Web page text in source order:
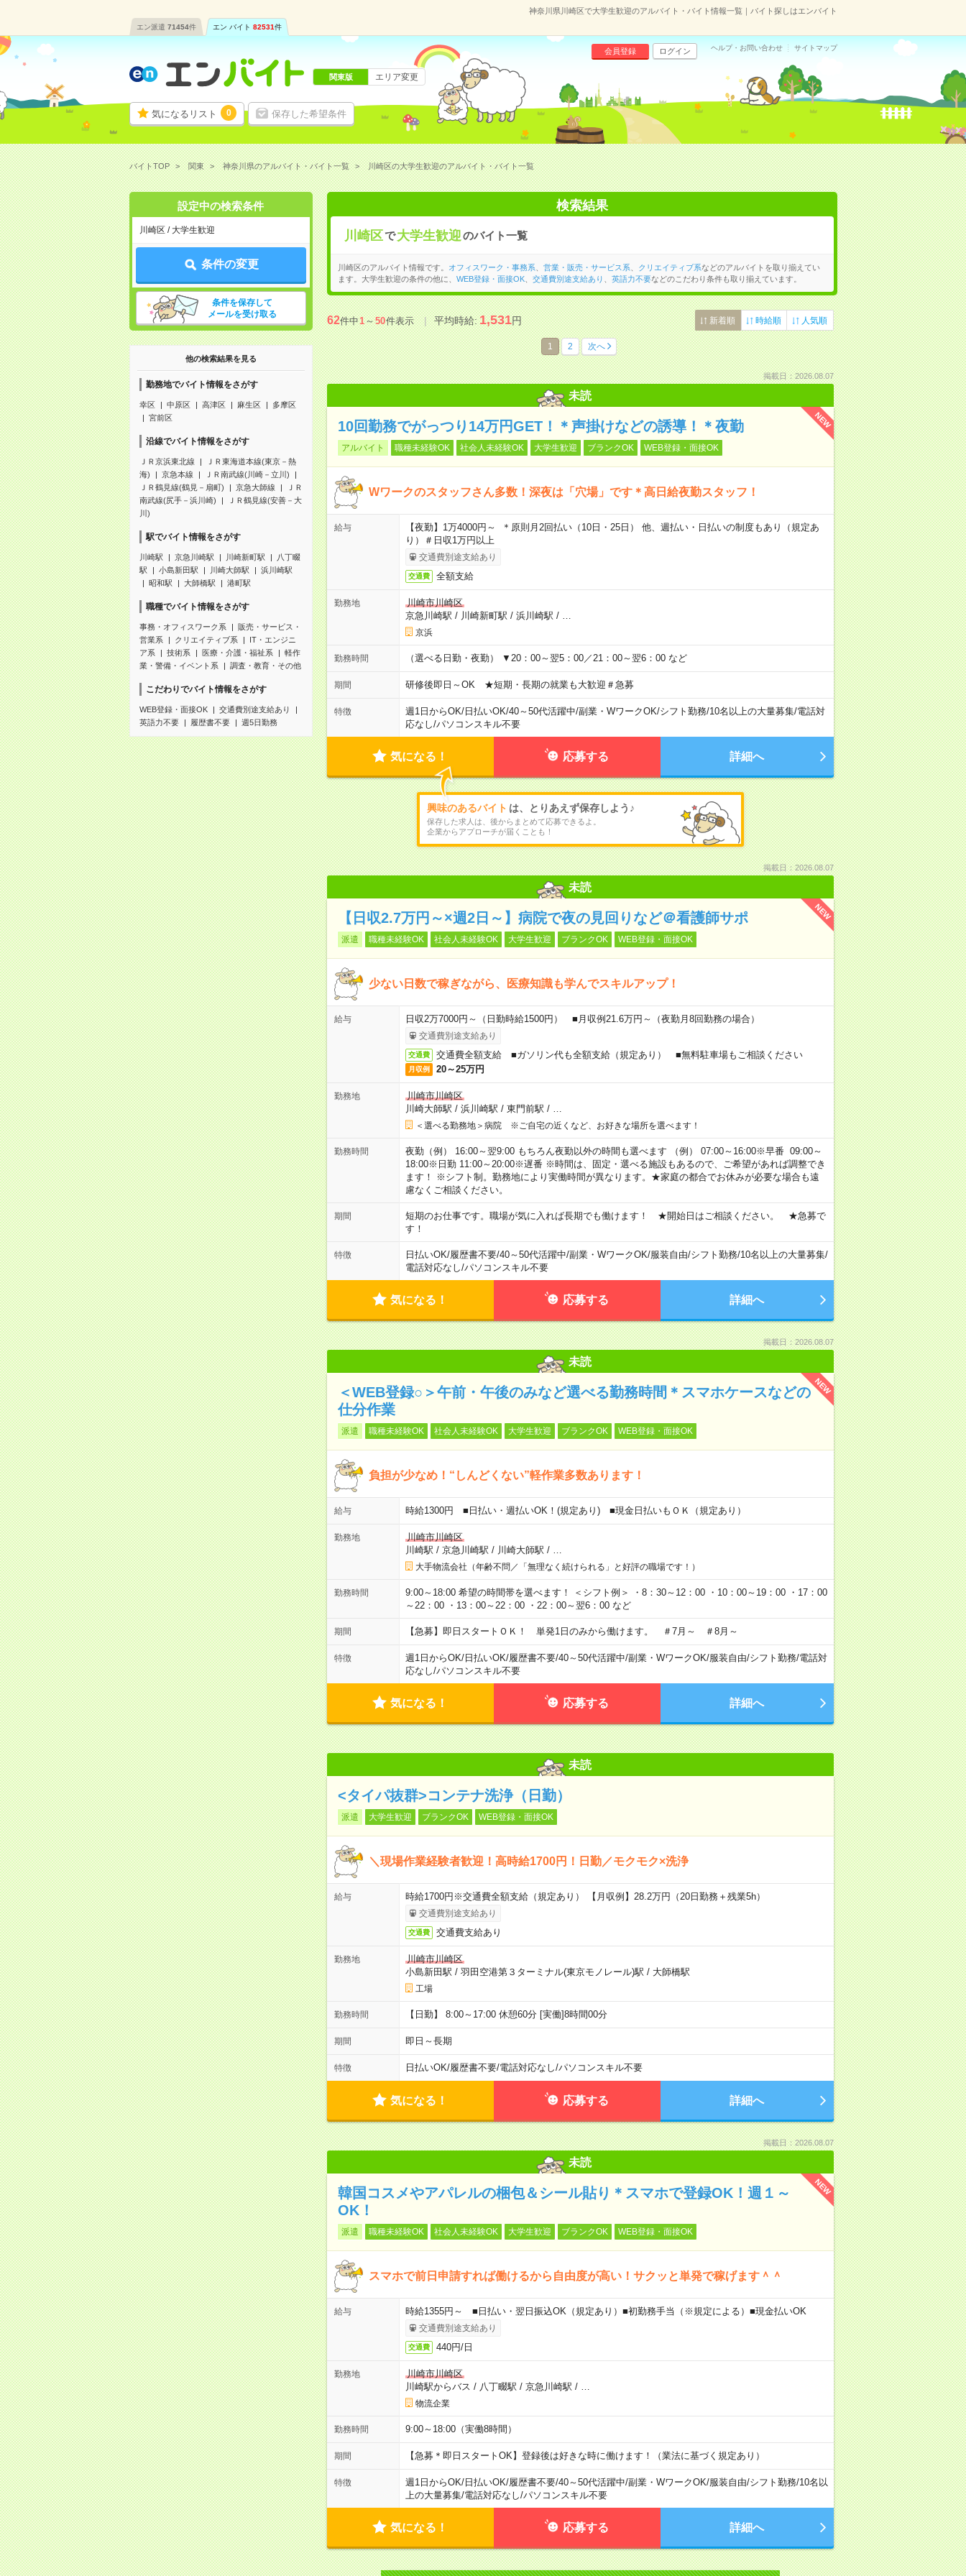
神奈川県川崎区で大学生歓迎のアルバイト・バイト情報一覧｜バイト探しはエンバイト
エン派遣 71454件 エン バイト 82531件
気になるリスト 0 保存した希望条件
会員登録 ログイン ヘルプ・お問い合わせ サイトマップ
関東版 エリア変更
バイトTOP 関東 神奈川県のアルバイト・バイト一覧 川崎区の大学生歓迎のアルバイト・バイト一覧
設定中の検索条件
川崎区 / 大学生歓迎
条件の変更
条件を保存して
メールを受け取る
他の検索結果を見る
勤務地でバイト情報をさがす
幸区 中原区 高津区 麻生区
多摩区
宮前区
沿線でバイト情報をさがす
ＪＲ京浜東北線
ＪＲ東海道本線(東京－熱
海)
京急本線
ＪＲ南武線(川崎－立川)
ＪＲ鶴見線(鶴見－扇町)
京急大師線
ＪＲ
南武線(尻手－浜川崎)
ＪＲ鶴見線(安善－大
川)
駅でバイト情報をさがす
川崎駅 京急川崎駅 川崎新町駅
八丁畷
駅
小島新田駅 川崎大師駅
浜川崎駅
昭和駅
大師橋駅 港町駅
職種でバイト情報をさがす
事務・オフィスワーク系
販売・サービス・
営業系
クリエイティブ系
IT・エンジニ
ア系
技術系 医療・介護・福祉系
軽作
業・警備・イベント系
調査・教育・その他
こだわりでバイト情報をさがす
WEB登録・面接OK
交通費別途支給あり
英語力不要
履歴書不要 週5日勤務
検索結果
川崎区で 大学生歓迎のバイト一覧
川崎区のアルバイト情報です。 オフィスワーク・事務系 営業・販売・サービス系 クリエイティブ系などのアルバイトを取り揃えてい
ます。大学生歓迎の条件の他に、 WEB登録・面接OK、 交通費別途支給あり 英語力不要などのこだわり条件も取り揃えています。
62件中1～50件表示 平均時給:1,531円 新着順 時給順 人気順
1 2 次へ
掲載日：2026.08.07
未読
NEW
10回勤務でがっつり14万円GET！＊声掛けなどの誘導！＊夜勤
アルバイト 職種未経験OK 社会人未経験OK 大学生歓迎 ブランクOK WEB登録・面接OK
Wワークのスタッフさん多数！深夜は「穴場」です＊高日給夜勤スタッフ！
給与
【夜勤】1万4000円～ ＊原則月2回払い（10日・25日） 他、週払い・日払いの制度もあり（規定あ
り）＃日収1万円以上
交通費別途支給あり
交通費 全額支給
勤務地
川崎市川崎区
京急川崎駅 / 川崎新町駅 / 浜川崎駅 /
京浜
勤務時間 （選べる日勤・夜勤） ▼20：00～翌5：00／21：00～翌6：00 など
期間 研修後即日～OK ★短期・長期の就業も大歓迎＃急募
特徴 週1日からOK/日払いOK/40～50代活躍中/副業・WワークOK/シフト勤務/10名以上の大量募集/電話対
応なし/パソコンスキル不要
気になる！ 応募する 詳細へ
興味のあるバイト は、とりあえず保存しよう♪
保存した求人は、後からまとめて応募できるよ。
企業からアプローチが届くことも！
掲載日：2026.08.07
未読
NEW
【日収2.7万円～×週2日～】病院で夜の見回りなど＠看護師サポ
派遣 職種未経験OK 社会人未経験OK 大学生歓迎 ブランクOK WEB登録・面接OK
少ない日数で稼ぎながら、医療知識も学んでスキルアップ！
給与 日収2万7000円～（日勤時給1500円） ■月収例21.6万円～（夜勤月8回勤務の場合）
交通費別途支給あり
交通費 交通費全額支給 ■ガソリン代も全額支給（規定あり） ■無料駐車場もご相談ください
月収例 20～25万円
勤務地
川崎市川崎区
川崎大師駅 / 浜川崎駅 / 東門前駅 /
＜選べる勤務地＞病院 ※ご自宅の近くなど、お好きな場所を選べます！
勤務時間
夜勤（例） 16:00～翌9:00 もちろん夜勤以外の時間も選べます （例） 07:00～16:00※早番 09:00～
18:00※日勤 11:00～20:00※遅番 ※時間は、固定・選べる施設もあるので、ご希望があれば調整でき
ます！ ※シフト制。勤務地により実働時間が異なります。★家庭の都合でお休みが必要な場合も遠
慮なくご相談ください。
期間
短期のお仕事です。職場が気に入れば長期でも働けます！ ★開始日はご相談ください。 ★急募で
す！
特徴 日払いOK/履歴書不要/40～50代活躍中/副業・WワークOK/服装自由/シフト勤務/10名以上の大量募集/
電話対応なし/パソコンスキル不要
気になる！ 応募する 詳細へ
掲載日：2026.08.07
未読
NEW
＜WEB登録○＞午前・午後のみなど選べる勤務時間＊スマホケースなどの
仕分作業
派遣 職種未経験OK 社会人未経験OK 大学生歓迎 ブランクOK WEB登録・面接OK
負担が少なめ！“しんどくない”軽作業多数あります！
給与 時給1300円 ■日払い・週払いOK！(規定あり) ■現金日払いもＯＫ（規定あり）
勤務地
川崎市川崎区
川崎駅 / 京急川崎駅 / 川崎大師駅 /
大手物流会社（年齢不問／「無理なく続けられる」と好評の職場です！）
勤務時間
9:00～18:00 希望の時間帯を選べます！ ＜シフト例＞ ・8：30～12：00 ・10：00～19：00 ・17：00
～22：00 ・13：00～22：00 ・22：00～翌6：00 など
期間 【急募】即日スタートＯＫ！ 単発1日のみから働けます。 ＃7月～ ＃8月～
特徴 週1日からOK/日払いOK/履歴書不要/40～50代活躍中/副業・WワークOK/服装自由/シフト勤務/電話対
応なし/パソコンスキル不要
気になる！ 応募する 詳細へ
未読
<タイパ抜群>コンテナ洗浄（日勤）
派遣 大学生歓迎 ブランクOK WEB登録・面接OK
＼現場作業経験者歓迎！高時給1700円！日勤／モクモク×洗浄
給与 時給1700円※交通費全額支給（規定あり） 【月収例】28.2万円（20日勤務＋残業5h）
交通費別途支給あり
交通費 交通費支給あり
勤務地
川崎市川崎区
小島新田駅 / 羽田空港第３ターミナル(東京モノレール)駅 / 大師橋駅
工場
勤務時間 【日勤】 8:00～17:00 休憩60分 [実働]8時間00分
期間 即日～長期
特徴 日払いOK/履歴書不要/電話対応なし/パソコンスキル不要
気になる！ 応募する 詳細へ
掲載日：2026.08.07
未読
NEW
韓国コスメやアパレルの梱包＆シール貼り＊スマホで登録OK！週１～
OK！
派遣 職種未経験OK 社会人未経験OK 大学生歓迎 ブランクOK WEB登録・面接OK
スマホで前日申請すれば働けるから自由度が高い！サクッと単発で稼げます＾＾
給与 時給1355円～ ■日払い・翌日振込OK（規定あり）■初勤務手当（※規定による）■現金払いOK
交通費別途支給あり
交通費 440円/日
勤務地
川崎市川崎区
川崎駅からバス / 八丁畷駅 / 京急川崎駅 /
物流企業
勤務時間 9:00～18:00（実働8時間）
期間 【急募＊即日スタートOK】登録後は好きな時に働けます！（業法に基づく規定あり）
特徴 週1日からOK/日払いOK/履歴書不要/40～50代活躍中/副業・WワークOK/服装自由/シフト勤務/10名以
上の大量募集/電話対応なし/パソコンスキル不要
気になる！ 応募する 詳細へ